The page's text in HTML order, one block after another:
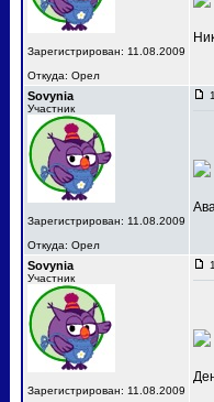
Зарегистрирован: 11.08.2009
Откуда: Орел
Sovynia
Участник
Зарегистрирован: 11.08.2009
Откуда: Орел
Sovynia
Участник
Зарегистрирован: 11.08.2009